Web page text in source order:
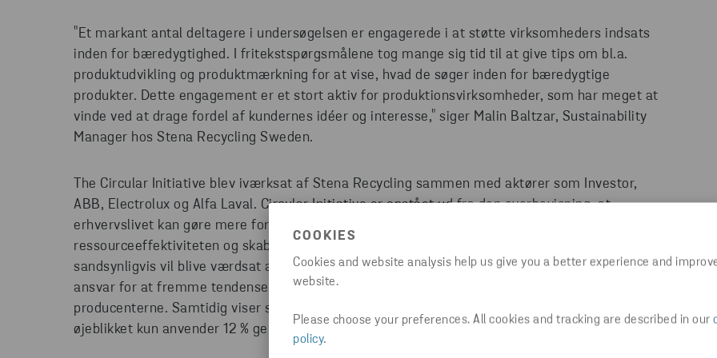
COOKIES
Cookies and website analysis help us give you a better experience and
website.
Please choose your preferences. All cookies and tracking are described in our
policy.
"Et markant antal deltagere i undersøgelsen er engagerede i at støtte virksomheders indsats
inden for bæredygtighed. I fritekstspørgsmålene tog mange sig tid til at give tips om bl.a.
produktudvikling og produktmærkning for at vise, hvad de søger inden for bæredygtige
produkter. Dette engagement er et stort aktiv for produktionsvirksomheder, som har meget at
vinde ved at drage fordel af kundernes idéer og interesse," siger Malin Baltzar, Sustainability
Manager hos Stena Recycling Sweden.
The Circular Initiative blev iværksat af Stena Recycling sammen med aktører som Investor,
ABB, Electrolux og Alfa Laval. Circular Initiative er opstået ud fra den overbevisning, at
erhvervslivet kan gøre mere for at bidrage til det cirkulære samfund, øge
ressourceeffektiviteten og skabe mere bæredygtige værdikæder. Det er et initiativ, der
sandsynligvis vil blive værdsat af forbrugerne, da 1 ud af 3 forbrugere mener, at det primære
ansvar for at fremme tendensen mod øget brug af genanvendte materialer ligger hos
producenterne. Samtidig viser statistikker fra Europa-Kommissionen, at europæiske industrier i
øjeblikket kun anvender 12 % genbrugsmaterialer i deres produktion.